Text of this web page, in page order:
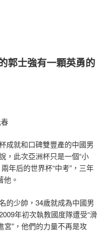
郭士強有一顆英勇的
成就和口碑雙豐產的中國男
，此次亞洲杯只是一個“小
年后的世界杯“中考”，三年
他。
的少帥，34歲就成為中國男
年初次執教國度隊遭受“滑
宮”，他們的力量不再是攻